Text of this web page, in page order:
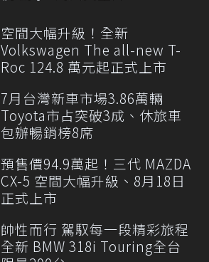
空間大幅升級！全新
Volkswagen The all-new T-
Roc 124.8 萬元起正式上市
7月台灣新車市場3.86萬輛
Toyota市占突破3成、休旅車
包辦暢銷榜8席
預售價94.9萬起！三代 MAZDA
CX-5 空間大幅升級、8月18日
正式上市
帥性而行 駕馭每一段精彩旅程
全新 BMW 318i Touring全台